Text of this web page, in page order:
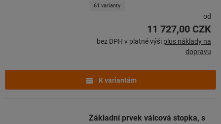
61 varianty
od
11 727,00 CZK
bez DPH v platné výši plus náklady na
dopravu
K variantám
Základní prvek válcová stopka, s